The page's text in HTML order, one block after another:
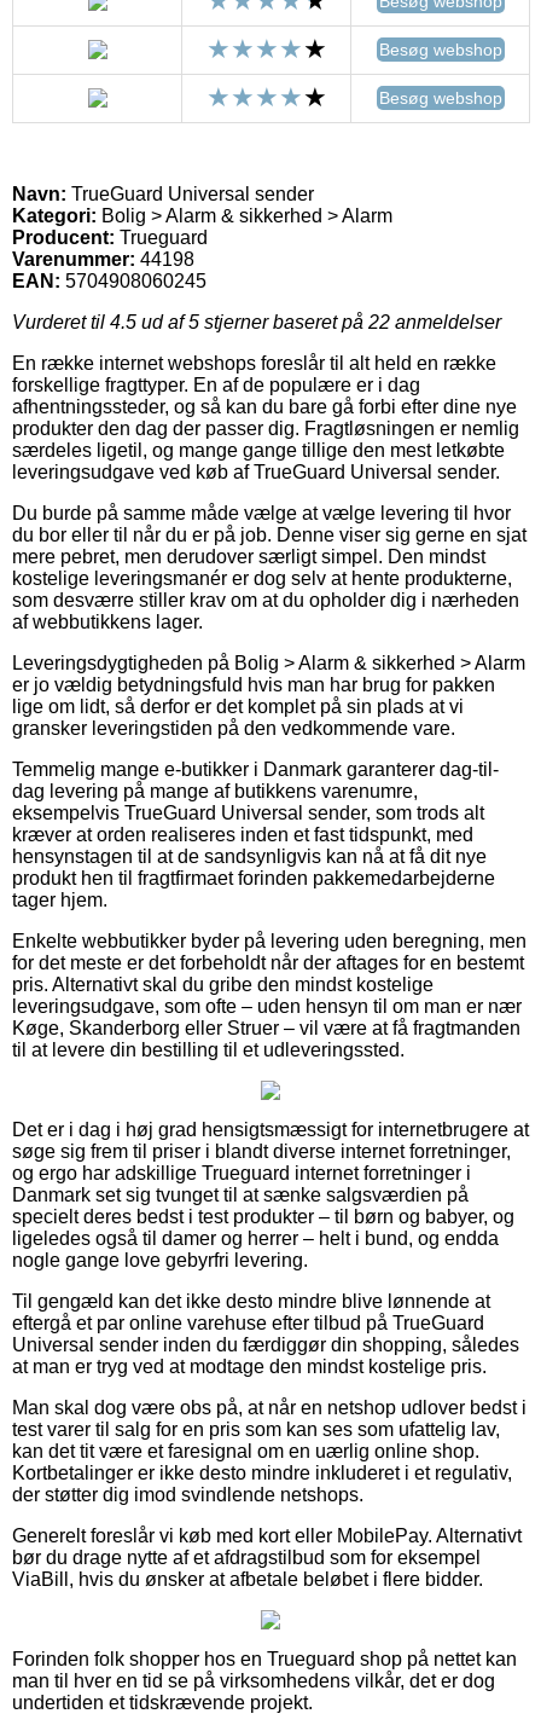
Besøg webshop
Besøg webshop
Navn: TrueGuard Universal sender
Kategori: Bolig > Alarm & sikkerhed > Alarm
Producent: Trueguard
Varenummer: 44198
EAN: 5704908060245
Vurderet til 4.5 ud af 5 stjerner baseret på 22 anmeldelser
En række internet webshops foreslår til alt held en række
forskellige fragttyper. En af de populære er i dag
afhentningssteder, og så kan du bare gå forbi efter dine nye
produkter den dag der passer dig. Fragtløsningen er nemlig
særdeles ligetil, og mange gange tillige den mest letkøbte
leveringsudgave ved køb af TrueGuard Universal sender.
Du burde på samme måde vælge at vælge levering til hvor
du bor eller til når du er på job. Denne viser sig gerne en sjat
mere pebret, men derudover særligt simpel. Den mindst
kostelige leveringsmanér er dog selv at hente produkterne,
som desværre stiller krav om at du opholder dig i nærheden
af webbutikkens lager.
Leveringsdygtigheden på Bolig > Alarm & sikkerhed > Alarm
er jo vældig betydningsfuld hvis man har brug for pakken
lige om lidt, så derfor er det komplet på sin plads at vi
gransker leveringstiden på den vedkommende vare.
Temmelig mange e-butikker i Danmark garanterer dag-til-
dag levering på mange af butikkens varenumre,
eksempelvis TrueGuard Universal sender, som trods alt
kræver at orden realiseres inden et fast tidspunkt, med
hensynstagen til at de sandsynligvis kan nå at få dit nye
produkt hen til fragtfirmaet forinden pakkemedarbejderne
tager hjem.
Enkelte webbutikker byder på levering uden beregning, men
for det meste er det forbeholdt når der aftages for en bestemt
pris. Alternativt skal du gribe den mindst kostelige
leveringsudgave, som ofte – uden hensyn til om man er nær
Køge, Skanderborg eller Struer – vil være at få fragtmanden
til at levere din bestilling til et udleveringssted.
Det er i dag i høj grad hensigtsmæssigt for internetbrugere at
søge sig frem til priser i blandt diverse internet forretninger,
og ergo har adskillige Trueguard internet forretninger i
Danmark set sig tvunget til at sænke salgsværdien på
specielt deres bedst i test produkter – til børn og babyer, og
ligeledes også til damer og herrer – helt i bund, og endda
nogle gange love gebyrfri levering.
Til gengæld kan det ikke desto mindre blive lønnende at
eftergå et par online varehuse efter tilbud på TrueGuard
Universal sender inden du færdiggør din shopping, således
at man er tryg ved at modtage den mindst kostelige pris.
Man skal dog være obs på, at når en netshop udlover bedst i
test varer til salg for en pris som kan ses som ufattelig lav,
kan det tit være et faresignal om en uærlig online shop.
Kortbetalinger er ikke desto mindre inkluderet i et regulativ,
der støtter dig imod svindlende netshops.
Generelt foreslår vi køb med kort eller MobilePay. Alternativt
bør du drage nytte af et afdragstilbud som for eksempel
ViaBill, hvis du ønsker at afbetale beløbet i flere bidder.
Forinden folk shopper hos en Trueguard shop på nettet kan
man til hver en tid se på virksomhedens vilkår, det er dog
undertiden et tidskrævende projekt.